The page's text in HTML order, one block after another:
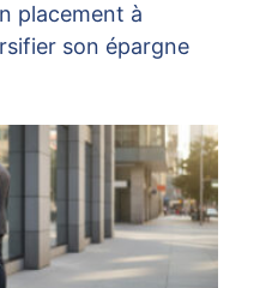
placement à
son épargne